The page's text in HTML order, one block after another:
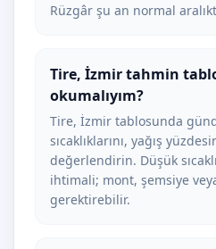
Rüzgâr şu an normal
Tire, İzmir tahmin
okumalıyım?
Tire, İzmir tablosunda
sıcaklıklarını, yağış
değerlendirin. Düşük
ihtimali; mont, şemsiye
gerektirebilir.